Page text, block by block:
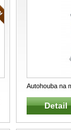
Autohouba na
SONAX
Detail